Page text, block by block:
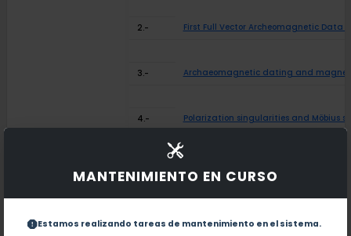
MANTENIMIENTO EN CURSO
Estamos realizando tareas de mantenimiento en el sistema.
2.- First Full Vector Archeomagnetic Data
3.- Archaeomagnetic dating and
4.- Polarization singularities and Möbius